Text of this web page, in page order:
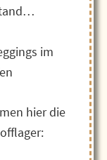
im
hier die